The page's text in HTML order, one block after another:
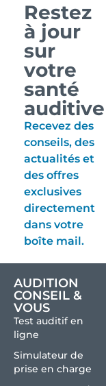
Restez
à jour
sur
votre
santé
auditive
Recevez des
conseils, des
actualités et
des offres
exclusives
directement
dans votre
boîte mail.
AUDITION
CONSEIL &
VOUS
Test auditif en
ligne
Simulateur de
prise en charge